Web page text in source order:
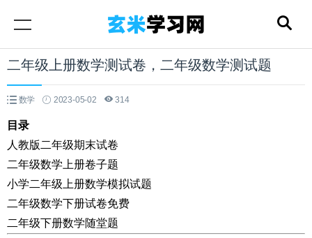
二年级上册数学测试卷，二年级数学测试题
数学 2023-05-02 314
目录
人教版二年级期末试卷
二年级数学上册卷子题
小学二年级上册数学模拟试题
二年级数学下册试卷免费
二年级下册数学随堂题